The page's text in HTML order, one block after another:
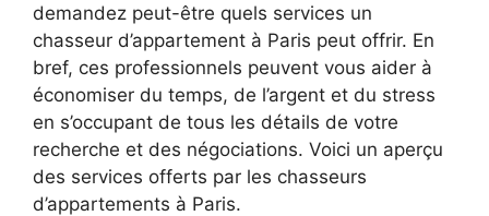
demandez peut-être quels services un
chasseur d’appartement à Paris peut offrir. En
bref, ces professionnels peuvent vous aider à
économiser du temps, de l’argent et du stress
en s’occupant de tous les détails de votre
recherche et des négociations. Voici un aperçu
des services offerts par les chasseurs
d’appartements à Paris.